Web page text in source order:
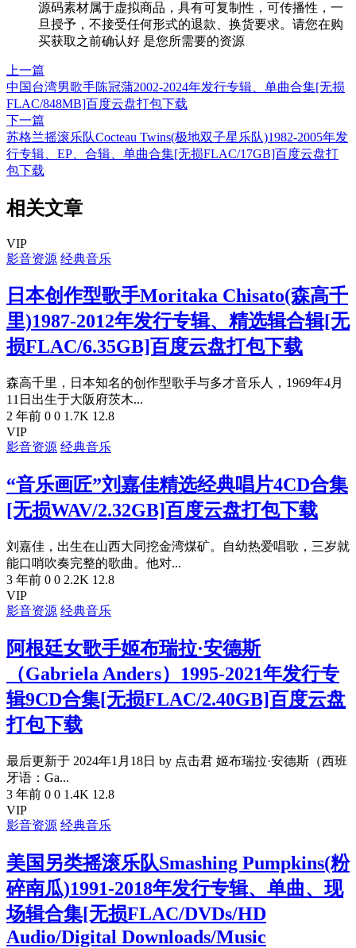
源码素材属于虚拟商品，具有可复制性，可传播性，一
旦授予，不接受任何形式的退款、换货要求。请您在购
买获取之前确认好 是您所需要的资源
上一篇
中国台湾男歌手陈冠蒲2002-2024年发行专辑、单曲合集[无损
FLAC/848MB]百度云盘打包下载
下一篇
苏格兰摇滚乐队Cocteau Twins(极地双子星乐队)1982-2005年发
行专辑、EP、合辑、单曲合集[无损FLAC/17GB]百度云盘打
包下载
相关文章
VIP
影音资源 经典音乐
日本创作型歌手Moritaka Chisato(森高千
里)1987-2012年发行专辑、精选辑合辑[无
损FLAC/6.35GB]百度云盘打包下载
森高千里，日本知名的创作型歌手与多才音乐人，1969年4月
11日出生于大阪府茨木...
2 年前 0 0 1.7K 12.8
VIP
影音资源 经典音乐
“音乐画匠”刘嘉佳精选经典唱片4CD合集
[无损WAV/2.32GB]百度云盘打包下载
刘嘉佳，出生在山西大同挖金湾煤矿。自幼热爱唱歌，三岁就
能口哨吹奏完整的歌曲。他对...
3 年前 0 0 2.2K 12.8
VIP
影音资源 经典音乐
阿根廷女歌手姬布瑞拉·安德斯
（Gabriela Anders）1995-2021年发行专
辑9CD合集[无损FLAC/2.40GB]百度云盘
打包下载
最后更新于 2024年1月18日 by 点击君 姬布瑞拉·安德斯（西班
牙语：Ga...
3 年前 0 0 1.4K 12.8
VIP
影音资源 经典音乐
美国另类摇滚乐队Smashing Pumpkins(粉
碎南瓜)1991-2018年发行专辑、单曲、现
场辑合集[无损FLAC/DVDs/HD
Audio/Digital Downloads/Music